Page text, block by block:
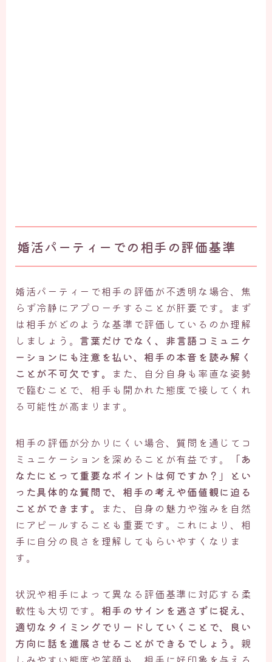
婚活パーティーでの相手の評価基準
婚活パーティーで相手の評価が不透明な場合、焦
らず冷静にアプローチすることが肝要です。まず
は相手がどのような基準で評価しているのか理解
しましょう。 言葉だけでなく、非言語コミュニケ
ーションにも注意を払い、相手の本音を読み解く
ことが不可欠です。
また、自分自身も率直な姿勢
で臨むことで、相手も開かれた態度で接してくれ
る可能性が高まります。
相手の評価が分かりにくい場合、質問を通じてコ
ミュニケーションを深めることが有益です。
「あ
なたにとって重要なポイントは何ですか？」とい
った具体的な質問で、相手の考えや価値観に迫る
ことができます。
また、自身の魅力や強みを自然
にアピールすることも重要です。これにより、相
手に自分の良さを理解してもらいやすくなりま
す。
状況や相手によって異なる評価基準に対応する柔
軟性も大切です。 相手のサインを逃さずに捉え、
適切なタイミングでリードしていくことで、良い
方向に話を進展させることができるでしょう。 親